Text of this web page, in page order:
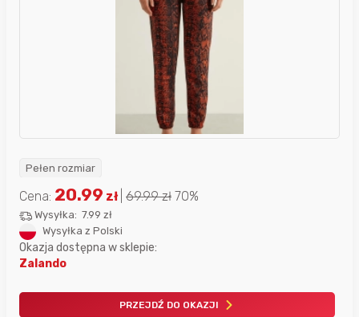
Pełen rozmiar
Cena: 20.99 zł 69.99zł 70%
Wysyłka: 7.99 zł
Wysyłka z Polski
Okazja dostępna w sklepie:
Zalando
PRZEJDŹ DO OKAZJI